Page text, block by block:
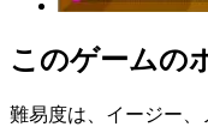
このゲームの
難易度は、イージー、